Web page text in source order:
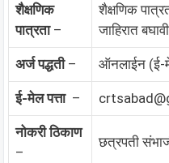
शैक्षणिक
पात्रता–
शैक्षणिक
जाहिरात
अर्ज पद्धती– ऑनलाईन (ई-
ई-मेल पत्ता–
नोकरी ठिकाण
–
छत्रपती